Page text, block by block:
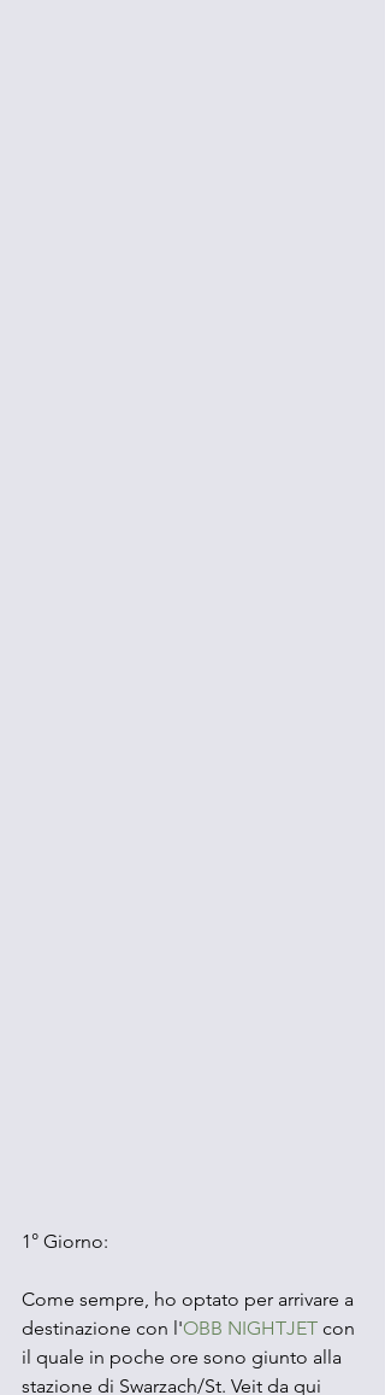
1° Giorno:
Come sempre, ho optato per arrivare a
destinazione con l'OBB NIGHTJET con
il quale in poche ore sono giunto alla
stazione di Swarzach/St. Veit da qui